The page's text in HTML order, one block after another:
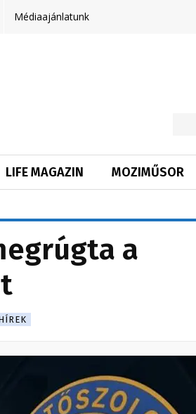
Médiaajánlatunk
LIFE MAGAZIN MOZIMŰSOR
a